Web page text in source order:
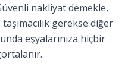
nakliyat demekle,
gerekse diğer
eşyalarınıza hiçbir